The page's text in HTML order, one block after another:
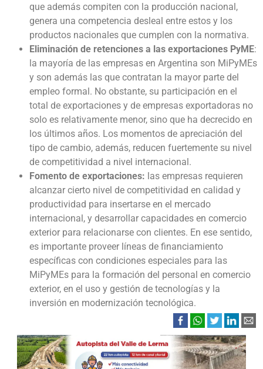
que además compiten con la producción nacional,
genera una competencia desleal entre estos y los
productos nacionales que cumplen con la normativa.
Eliminación de retenciones a las exportaciones PyME:
la mayoría de las empresas en Argentina son MiPyMEs
y son además las que contratan la mayor parte del
empleo formal. No obstante, su participación en el
total de exportaciones y de empresas exportadoras no
solo es relativamente menor, sino que ha decrecido en
los últimos años. Los momentos de apreciación del
tipo de cambio, además, reducen fuertemente su nivel
de competitividad a nivel internacional.
Fomento de exportaciones: las empresas requieren
alcanzar cierto nivel de competitividad en calidad y
productividad para insertarse en el mercado
internacional, y desarrollar capacidades en comercio
exterior para relacionarse con clientes. En ese sentido,
es importante proveer líneas de financiamiento
específicas con condiciones especiales para las
MiPyMEs para la formación del personal en comercio
exterior, en el uso y gestión de tecnologías y la
inversión en modernización tecnológica.